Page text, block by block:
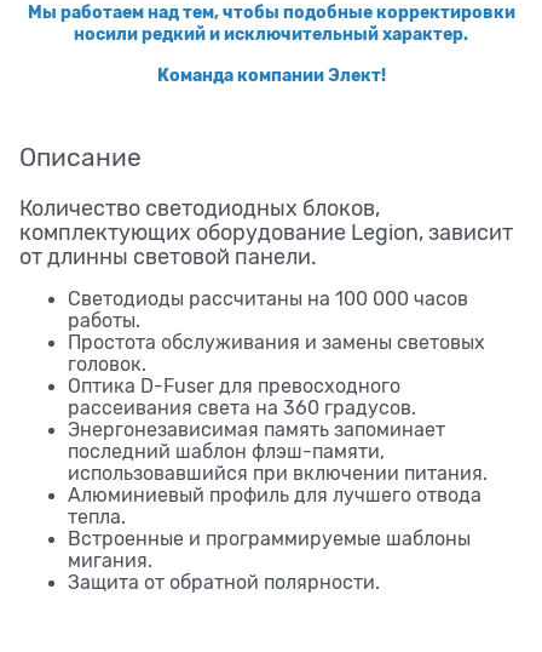
Мы работаем над тем, чтобы подобные корректировки
носили редкий и исключительный характер.
Команда компании Элект!
Описание
Количество светодиодных блоков,
комплектующих оборудование Legion, зависит
от длинны световой панели.
Светодиоды рассчитаны на 100 000 часов
работы.
Простота обслуживания и замены световых
головок.
Оптика D-Fuser для превосходного
рассеивания света на 360 градусов.
Энергонезависимая память запоминает
последний шаблон флэш-памяти,
использовавшийся при включении питания.
Алюминиевый профиль для лучшего отвода
тепла.
Встроенные и программируемые шаблоны
мигания.
Защита от обратной полярности.